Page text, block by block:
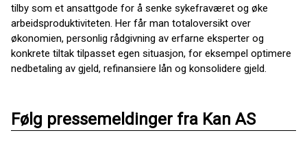
tilby som et ansattgode for å senke sykefraværet og øke
arbeidsproduktiviteten. Her får man totaloversikt over
økonomien, personlig rådgivning av erfarne eksperter og
konkrete tiltak tilpasset egen situasjon, for eksempel optimere
nedbetaling av gjeld, refinansiere lån og konsolidere gjeld.
Følg pressemeldinger fra Kan AS